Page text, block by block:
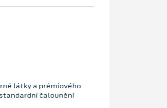
látky a prémiového
čalounění